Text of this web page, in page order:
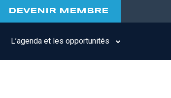
DEVENIR MEMBRE
L’agenda et les opportunités